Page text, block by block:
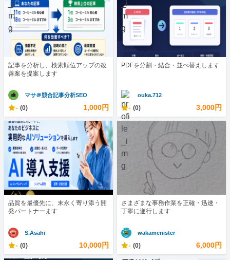
記事を分析し、検索順位アップの改
善案を提案します
マサ＠競合記事分析SEO
- (0) 1,000円
PDFを分割・結合・並べ替えします
ouka.712
- (0) 3,000円
品質を最優先に、末永く寄り添う開
発パートナーます
S.Asahi
- (0) 10,000円
さまざまな事務作業を正確・迅速・
丁寧に遂行します
wakamenister
- (0) 6,000円